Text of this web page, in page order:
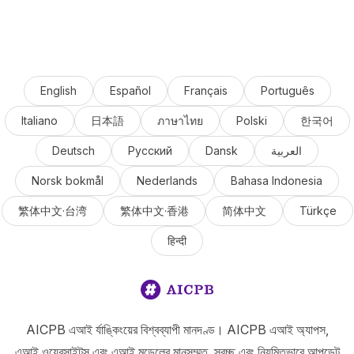
English Español Français Português
Italiano 日本語 ภาษาไทย Polski 한국어
Deutsch Русский Dansk العربية
Norsk bokmål Nederlands Bahasa Indonesia
繁体中文·台湾 繁体中文·香港 简体中文 Türkçe
हिन्दी
AICPB এআই র্যাঙ্কিংয়ের বিশ্বব্যাপী মানদণ্ড। AICPB এআই অ্যাপস,